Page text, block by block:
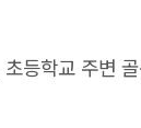
등학교 주변